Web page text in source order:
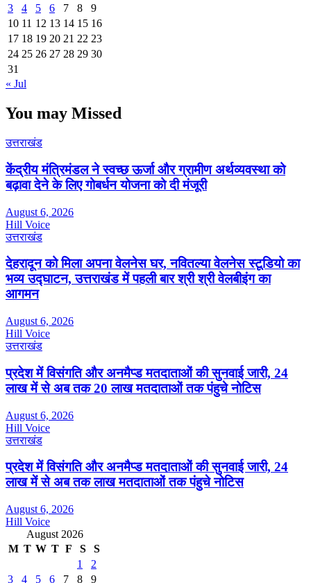
3
4 5 6 7 8
9
10 11 12 13 14 15 16
17 18 19 20 21 22 23
24 25 26 27 28 29 30
31
« Jul
You may Missed
उत्तराखंड
केंद्रीय मंत्रिमंडल ने स्वच्छ ऊर्जा और ग्रामीण अर्थव्यवस्था को
बढ़ावा देने के लिए गोबर्धन योजना को दी मंजूरी
August 6, 2026
Hill Voice
उत्तराखंड
देहरादून को मिला अपना वेलनेस घर, नवितल्या वेलनेस स्टूडियो का
भव्य उद्घाटन, उत्तराखंड में पहली बार श्री श्री वेलबीइंग का
आगमन
August 6, 2026
Hill Voice
उत्तराखंड
प्रदेश में विसंगति और अनमैप्ड मतदाताओं की सुनवाई जारी, 24
लाख में से अब तक 20 लाख मतदाताओं तक पंहुचे नोटिस
August 6, 2026
Hill Voice
उत्तराखंड
प्रदेश में विसंगति और अनमैप्ड मतदाताओं की सुनवाई जारी, 24
लाख में से अब तक लाख मतदाताओं तक पंहुचे नोटिस
August 6, 2026
Hill Voice
August 2026
M T W T F S
S
1
2
3
4 5 6 7 8 9